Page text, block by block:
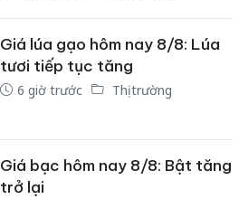
Giá lúa gạo hôm nay 8/8: Lúa
tươi tiếp tục tăng
6 giờ trước Thị trường
Giá bạc hôm nay 8/8: Bật tăng
trở lại